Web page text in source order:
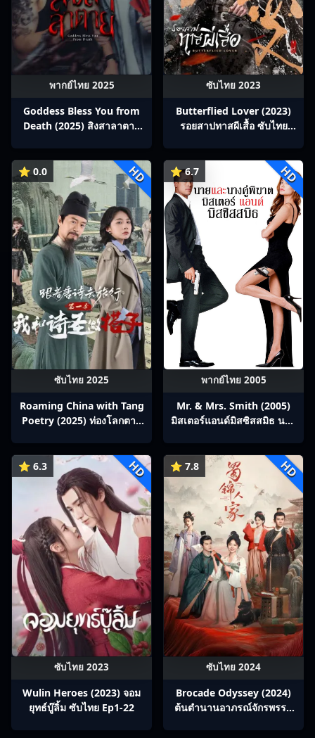
พากย์ไทย 2025
Goddess Bless You from
Death (2025) สิงสาลาตาย
ซับไทย 2023
Butterflied Lover (2023)
รอยสาปทาสผีเสื้อ ซับไทย
⭐ 0.0 HD
ซับไทย 2025
Roaming China with Tang
Poetry (2025) ท่องโลกตาม
Ep1-12
⭐ 6.7 HD
พากย์ไทย 2005
Mr. & Mrs. Smith (2005)
มิสเตอร์แอนด์มิสซิสสมิธ นาย
⭐ 6.3 HD
ซับไทย 2023
Wulin Heroes (2023) จอม
ยุทธ์บู๊ลิ้ม ซับไทย Ep1-22
⭐ 7.8 HD
ซับไทย 2024
Brocade Odyssey (2024)
ต้นตํานานอาภรณ์จักรพรรดิ